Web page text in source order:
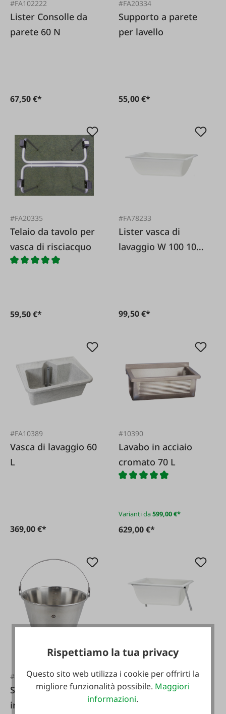
#FA102222
Lister Consolle da
parete 60 N
67,50 €*
#FA20334
Supporto a parete
per lavello
55,00 €*
#FA20335
Telaio da tavolo per
vasca di risciacquo
59,50 €*
#FA78233
Lister vasca di
lavaggio W 100 100
99,50 €*
#FA10389
Vasca di lavaggio 60
L
369,00 €*
#10390
Lavabo in acciaio
cromato 70 L
Varianti da599,00 €*
629,00 €*
#38991
Secchio in acciaio
inossidabile
#FA78235
Lister Consolle da
parete 100 N
Rispettiamo la tua privacy
Questo sito web utilizza i cookie per offrirti la
migliore funzionalità possibile. Maggiori
informazioni.